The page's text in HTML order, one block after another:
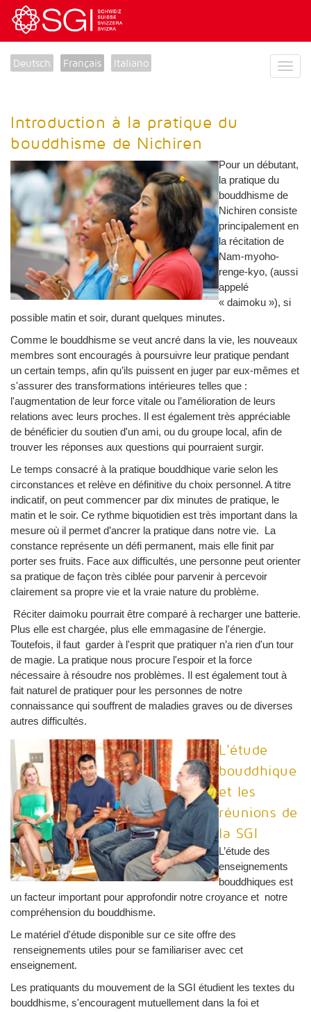
Deutsch Français Italiano
Introduction à la pratique du
bouddhisme de Nichiren
Pour un débutant,
la pratique du
bouddhisme de
Nichiren consiste
principalement en
la récitation de
Nam-myoho-
renge-kyo, (aussi
appelé
« daimoku »), si
possible matin et soir, durant quelques minutes.
Comme le bouddhisme se veut ancré dans la vie, les nouveaux
membres sont encouragés à poursuivre leur pratique pendant
un certain temps, afin qu’ils puissent en juger par eux-mêmes et
s'assurer des transformations intérieures telles que :
l'augmentation de leur force vitale ou l’amélioration de leurs
relations avec leurs proches. Il est également très appréciable
de bénéficier du soutien d'un ami, ou du groupe local, afin de
trouver les réponses aux questions qui pourraient surgir.
Le temps consacré à la pratique bouddhique varie selon les
circonstances et relève en définitive du choix personnel. A titre
indicatif, on peut commencer par dix minutes de pratique, le
matin et le soir. Ce rythme biquotidien est très important dans la
mesure où il permet d’ancrer la pratique dans notre vie. La
constance représente un défi permanent, mais elle finit par
porter ses fruits. Face aux difficultés, une personne peut orienter
sa pratique de façon très ciblée pour parvenir à percevoir
clairement sa propre vie et la vraie nature du problème.
Réciter daimoku pourrait être comparé à recharger une batterie.
Plus elle est chargée, plus elle emmagasine de l'énergie.
Toutefois, il faut garder à l'esprit que pratiquer n’a rien d'un tour
de magie. La pratique nous procure l'espoir et la force
nécessaire à résoudre nos problèmes. Il est également tout à
fait naturel de pratiquer pour les personnes de notre
connaissance qui souffrent de maladies graves ou de diverses
autres difficultés.
L'étude
bouddhique
et les
réunions de
la SGI
L’étude des
enseignements
bouddhiques est
un facteur important pour approfondir notre croyance et notre
compréhension du bouddhisme.
Le matériel d'étude disponible sur ce site offre des
renseignements utiles pour se familiariser avec cet
enseignement.
Les pratiquants du mouvement de la SGI étudient les textes du
bouddhisme, s'encouragent mutuellement dans la foi et